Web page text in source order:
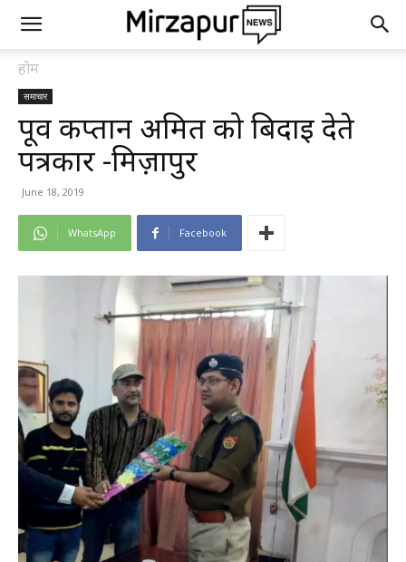
होम
समाचार
पूर्व कप्तान अमित को बिदाई देते
पत्रकार -मिर्ज़ापुर
June 18, 2019
WhatsApp Facebook